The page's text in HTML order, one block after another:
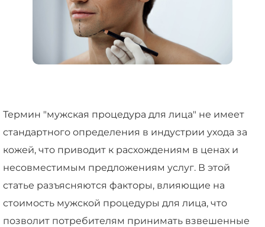
Термин "мужская процедура для лица" не имеет
стандартного определения в индустрии ухода за
кожей, что приводит к расхождениям в ценах и
несовместимым предложениям услуг. В этой
статье разъясняются факторы, влияющие на
стоимость мужской процедуры для лица, что
позволит потребителям принимать взвешенные